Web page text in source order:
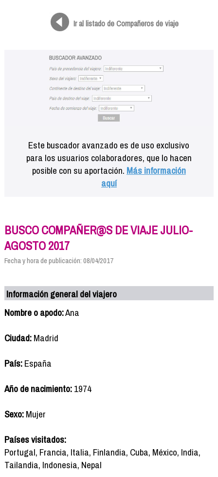
Ir al listado de Compañeros de viaje
Este buscador avanzado es de uso exclusivo
para los usuarios colaboradores, que lo hacen
posible con su aportación. Más información
aquí
BUSCO COMPAÑER@S DE VIAJE JULIO-
AGOSTO 2017
Fecha y hora de publicación: 08/04/2017
Información general del viajero
Nombre o apodo:Ana
Ciudad:Madrid
País:España
Año de nacimiento:1974
Sexo:Mujer
Países visitados:
Portugal, Francia, Italia, Finlandia, Cuba, México, India,
Tailandia, Indonesia, Nepal